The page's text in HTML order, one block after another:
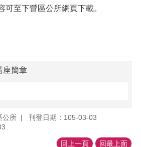
可至下營區公所網頁下載。
座簡章
公所
刊登日期：105-03-03
回上一頁 回最上面